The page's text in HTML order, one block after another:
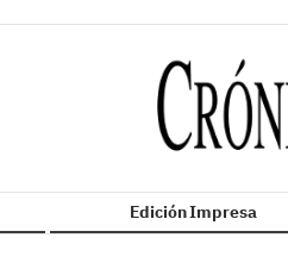
Edición Impresa